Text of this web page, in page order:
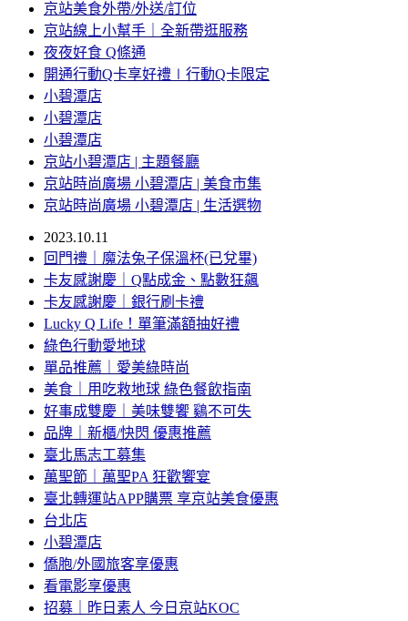
京站美食外帶/外送/訂位
京站線上小幫手｜全新帶逛服務
夜夜好食 Q條通
開通行動Q卡享好禮∣行動Q卡限定
小碧潭店
小碧潭店
小碧潭店
京站小碧潭店 | 主題餐廳
京站時尚廣場 小碧潭店 | 美食市集
京站時尚廣場 小碧潭店 | 生活選物
2023.10.11
回門禮｜魔法兔子保溫杯(已兌畢)
卡友感謝慶｜Q點成金、點數狂飆
卡友感謝慶｜銀行刷卡禮
Lucky Q Life！單筆滿額抽好禮
綠色行動愛地球
單品推薦｜愛美綠時尚
美食｜用吃救地球 綠色餐飲指南
好事成雙慶｜美味雙饗 鷄不可失
品牌｜新櫃/快閃 優惠推薦
臺北馬志工募集
萬聖節｜萬聖PA 狂歡饗宴
臺北轉運站APP購票 享京站美食優惠
台北店
小碧潭店
僑胞/外國旅客享優惠
看電影享優惠
招募｜昨日素人 今日京站KOC